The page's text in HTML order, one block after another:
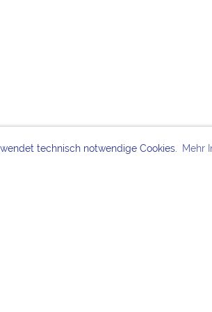
technisch notwendige Cookies. Mehr